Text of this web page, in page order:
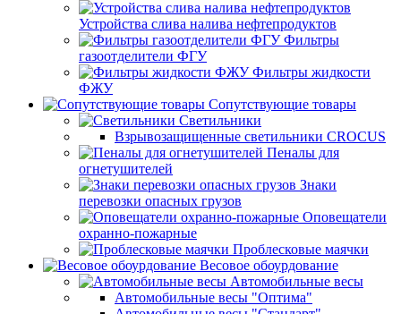
Устройства слива налива нефтепродуктов
Фильтры
газоотделители ФГУ
Фильтры жидкости
ФЖУ
Сопутствующие товары
Светильники
Взрывозащищенные светильники CROCUS
Пеналы для
огнетушителей
Знаки
перевозки опасных грузов
Оповещатели
охранно-пожарные
Проблесковые маячки
Весовое обоурдование
Автомобильные весы
Автомобильные весы "Оптима"